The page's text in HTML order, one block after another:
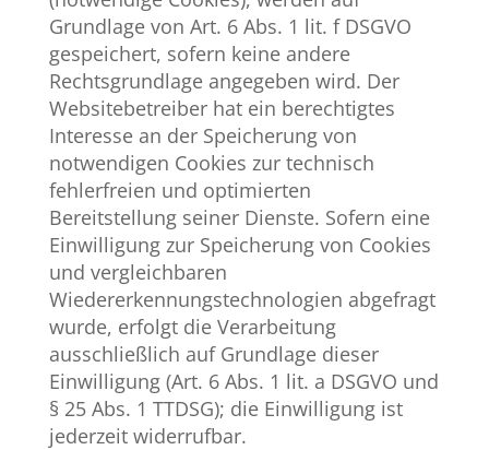
Grundlage von Art. 6 Abs. 1 lit. f DSGVO
gespeichert, sofern keine andere
Rechtsgrundlage angegeben wird. Der
Websitebetreiber hat ein berechtigtes
Interesse an der Speicherung von
notwendigen Cookies zur technisch
fehlerfreien und optimierten
Bereitstellung seiner Dienste. Sofern eine
Einwilligung zur Speicherung von Cookies
und vergleichbaren
Wiedererkennungstechnologien abgefragt
wurde, erfolgt die Verarbeitung
ausschließlich auf Grundlage dieser
Einwilligung (Art. 6 Abs. 1 lit. a DSGVO und
§ 25 Abs. 1 TTDSG); die Einwilligung ist
jederzeit widerrufbar.